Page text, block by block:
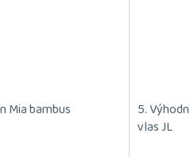
Mia bambus
5.
vlas JL